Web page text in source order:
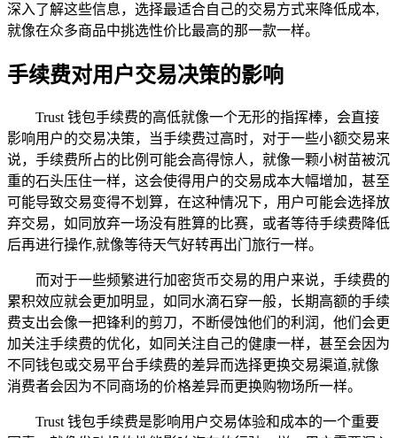
深入了解这些信息，选择最适合自己的交易方式来降低成本,
就像在众多商品中挑选性价比最高的那一款一样。
手续费对用户交易决策的影响
Trust 钱包手续费的高低就像一个无形的指挥棒，会直接
影响用户的交易决策，当手续费过高时，对于一些小额交易来
说，手续费所占的比例可能会高得惊人，就像一颗小树苗被沉
重的石头压住一样，这会使得用户的交易成本大幅增加，甚至
可能导致交易变得不划算，在这种情况下，用户可能会选择放
弃交易，如同放弃一场没有胜算的比赛，或者等待手续费降低
后再进行操作,就像等待天气好转再出门旅行一样。
而对于一些频繁进行加密货币交易的用户来说，手续费的
累积效应就会更加明显，如同水滴石穿一般，长期高额的手续
费支出会像一把锋利的剪刀，不断侵蚀他们的利润，他们会更
加关注手续费的优化，如同关注自己的健康一样，甚至会因为
不同钱包或交易平台手续费的差异而选择更换交易渠道,就像
消费者会因为不同商场的价格差异而更换购物场所一样。
Trust 钱包手续费是影响用户交易体验和成本的一个重要